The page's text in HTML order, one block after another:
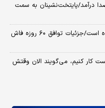
درآمد/پایتخت‌نشینان به سمت
العربیه: توافق بازگشایی تنگه هرمز در راه است/جزئیات توافق ۶۰ روزه فاش
درست کار کنیم، می‌گویند الان وقتش